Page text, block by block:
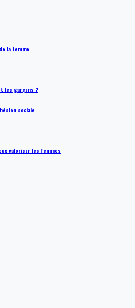
la femme
les garçons ?
sociale
valoriser les femmes